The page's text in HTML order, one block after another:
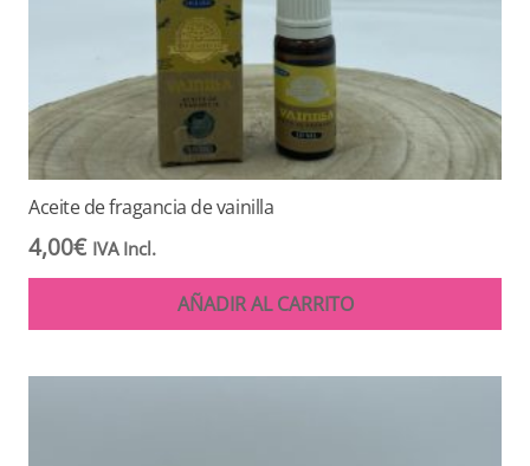
Aceite de fragancia de vainilla
4,00€ IVA Incl.
AÑADIR AL CARRITO